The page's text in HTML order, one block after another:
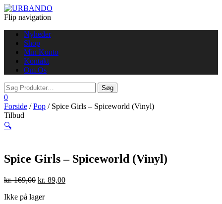
Flip navigation
Nyheder
Shop
Min Konto
Kontakt
Om Os
0
Forside /Pop / Spice Girls – Spiceworld (Vinyl)
Tilbud
🔍
Spice Girls – Spiceworld (Vinyl)
kr.169,00 kr. 89,00
Ikke på lager